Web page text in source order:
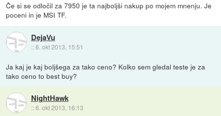
Če si se odločil za 7950 je ta najboljši nakup po mojem mnenju. Je
poceni in je MSI TF.
DejaVu
::6. okt 2013, 15:51
Ja kaj je kaj boljšega za tako ceno? Kolko sem gledal teste je za
tako ceno to best buy?
NightHawk
::6. okt 2013, 16:13